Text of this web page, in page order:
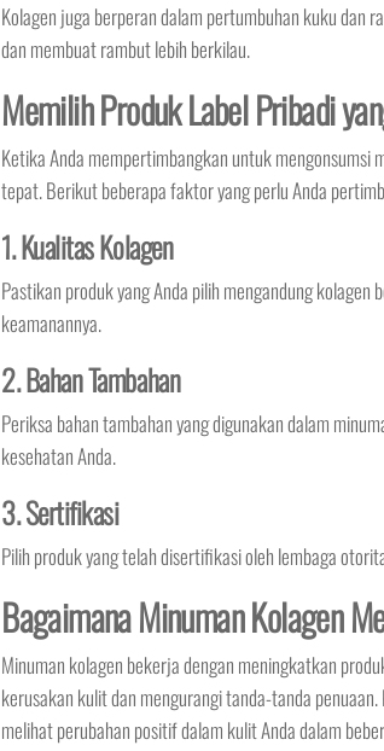
Kolagen juga berperan dalam pertumbuhan kuku dan
dan membuat rambut lebih berkilau.
Memilih Produk Label Pribadi
Ketika Anda mempertimbangkan untuk mengonsumsi
tepat. Berikut beberapa faktor yang perlu Anda
1. Kualitas Kolagen
Pastikan produk yang Anda pilih mengandung
keamanannya.
2. Bahan Tambahan
Periksa bahan tambahan yang digunakan dalam
kesehatan Anda.
3. Sertifikasi
Pilih produk yang telah disertifikasi oleh lembaga
Bagaimana Minuman Kolagen
Minuman kolagen bekerja dengan meningkatkan
kerusakan kulit dan mengurangi tanda-tanda
melihat perubahan positif dalam kulit Anda dalam